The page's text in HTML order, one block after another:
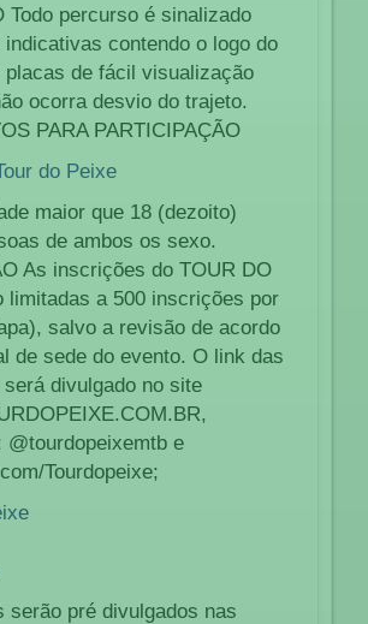
Todo percurso é sinalizado
contendo o logo do
placas de fácil visualização
ocorra desvio do trajeto.
PARA PARTICIPAÇÃO
do Peixe
maior que 18 (dezoito)
de ambos os sexo.
As inscrições do TOUR DO
limitadas a 500 inscrições por
salvo a revisão de acordo
de sede do evento. O link das
divulgado no site
@tourdopeixemtb e
Tourdopeixe;
serão pré divulgados nas